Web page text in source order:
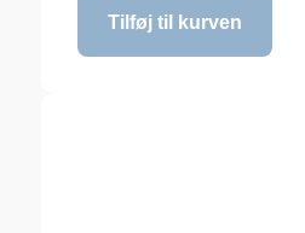
Tilføj til kurven